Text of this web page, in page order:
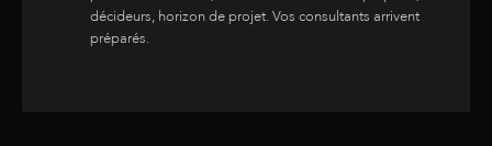
décideurs, horizon de projet. Vos consultants arrivent
préparés.